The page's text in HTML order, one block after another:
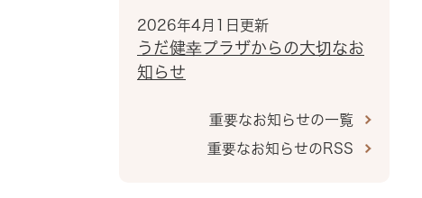
2026年4月1日更新
うだ健幸プラザからの大切なお
知らせ
重要なお知らせの一覧
重要なお知らせのRSS